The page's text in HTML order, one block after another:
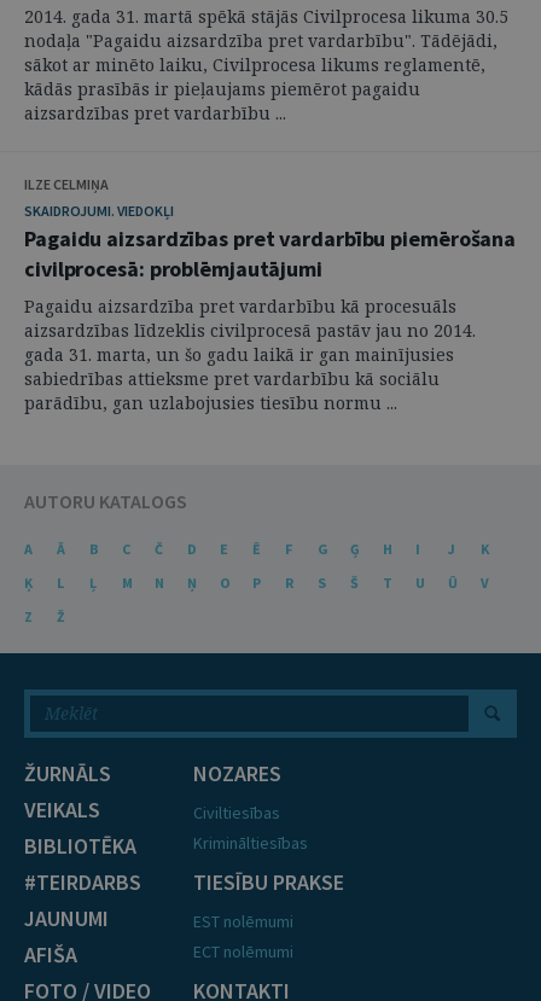
2014. gada 31. martā spēkā stājās Civilprocesa likuma 30.5
nodaļa "Pagaidu aizsardzība pret vardarbību". Tādējādi,
sākot ar minēto laiku, Civilprocesa likums reglamentē,
kādās prasībās ir pieļaujams piemērot pagaidu
aizsardzības pret vardarbību ...
ILZE CELMIŅA
SKAIDROJUMI. VIEDOKĻI
Pagaidu aizsardzības pret vardarbību piemērošana
civilprocesā: problēmjautājumi
Pagaidu aizsardzība pret vardarbību kā procesuāls
aizsardzības līdzeklis civilprocesā pastāv jau no 2014.
gada 31. marta, un šo gadu laikā ir gan mainījusies
sabiedrības attieksme pret vardarbību kā sociālu
parādību, gan uzlabojusies tiesību normu ...
AUTORU KATALOGS
A Ā B C Č D E Ē F G Ģ H I J
K
Ķ
L Ļ M N Ņ O P R S Š T U Ū
V
Z
Ž
ŽURNĀLS
VEIKALS
BIBLIOTĒKA
#TEIRDARBS
JAUNUMI
AFIŠA
FOTO / VIDEO
NOZARES
Civiltiesības
Krimināltiesības
TIESĪBU PRAKSE
EST nolēmumi
ECT nolēmumi
KONTAKTI